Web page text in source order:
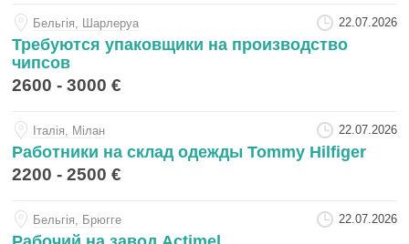
Бельгiя, Шарлеруа 22.07.2026
Требуются упаковщики на производство
чипсов
2600 - 3000 €
Iталiя, Мілан 22.07.2026
Работники на склад одежды Tommy Hilfiger
2200 - 2500 €
Бельгiя, Брюгге 22.07.2026